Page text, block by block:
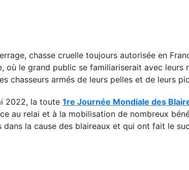
chasse cruelle toujours autorisée en
le grand public se familiariserait avec leurs
chasseurs armés de leurs pelles et de leurs
2022, la toute 1re Journée Mondiale des
au relai et à la mobilisation de nombreux
la cause des blaireaux et qui ont fait le